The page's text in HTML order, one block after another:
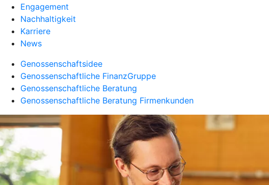
Engagement
Nachhaltigkeit
Karriere
News
Genossenschaftsidee
Genossenschaftliche FinanzGruppe
Genossenschaftliche Beratung
Genossenschaftliche Beratung Firmenkunden